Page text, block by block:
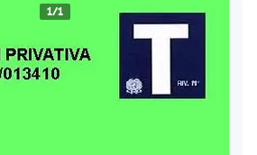
1/1